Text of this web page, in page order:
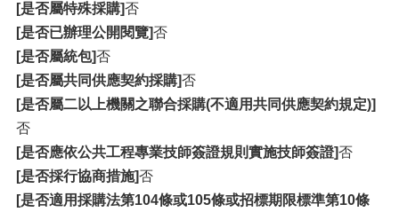
[是否屬特殊採購]否
[是否已辦理公開閱覽]否
[是否屬統包]否
[是否屬共同供應契約採購]否
[是否屬二以上機關之聯合採購(不適用共同供應契約規定)]
否
[是否應依公共工程專業技師簽證規則實施技師簽證]否
[是否採行協商措施]否
[是否適用採購法第104條或105條或招標期限標準第10條